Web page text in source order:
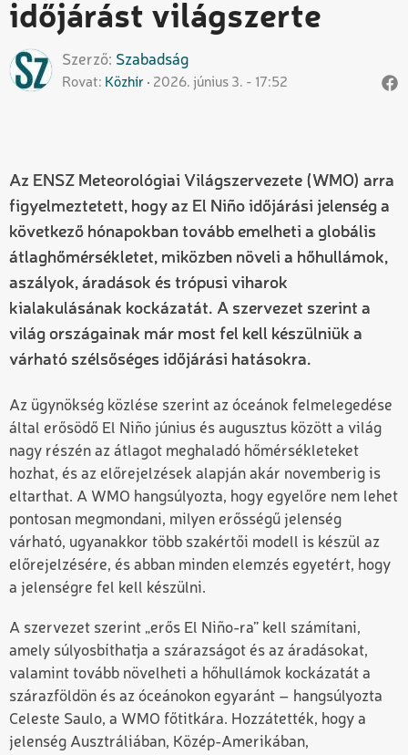
időjárást világszerte
Szerző Szabadság
Rovat Közhír 2026. június 3. - 17:52
Az ENSZ Meteorológiai Világszervezete (WMO) arra
figyelmeztetett, hogy az El Niño időjárási jelenség a
következő hónapokban tovább emelheti a globális
átlaghőmérsékletet, miközben növeli a hőhullámok,
aszályok, áradások és trópusi viharok
kialakulásának kockázatát. A szervezet szerint a
világ országainak már most fel kell készülniük a
várható szélsőséges időjárási hatásokra.
Az ügynökség közlése szerint az óceánok felmelegedése
által erősödő El Niño június és augusztus között a világ
nagy részén az átlagot meghaladó hőmérsékleteket
hozhat, és az előrejelzések alapján akár novemberig is
eltarthat. A WMO hangsúlyozta, hogy egyelőre nem lehet
pontosan megmondani, milyen erősségű jelenség
várható, ugyanakkor több szakértői modell is készül az
előrejelzésére, és abban minden elemzés egyetért, hogy
a jelenségre fel kell készülni.
A szervezet szerint „erős El Niño-ra” kell számítani,
amely súlyosbíthatja a szárazságot és az áradásokat,
valamint tovább növelheti a hőhullámok kockázatát a
szárazföldön és az óceánokon egyaránt – hangsúlyozta
Celeste Saulo, a WMO főtitkára. Hozzátették, hogy a
jelenség Ausztráliában, Közép-Amerikában,